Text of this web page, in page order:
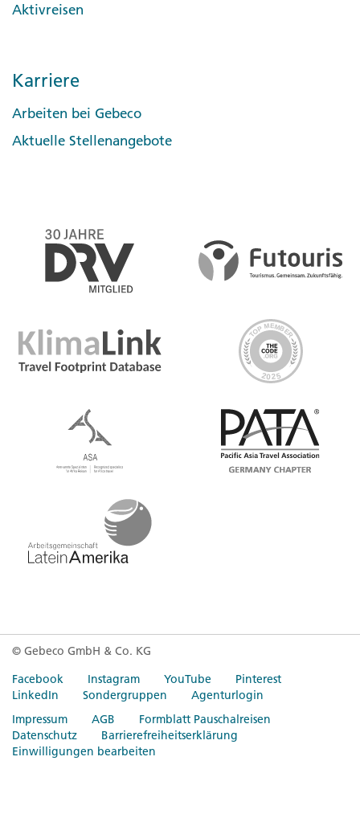
Aktivreisen
Karriere
Arbeiten bei Gebeco
Aktuelle Stellenangebote
© Gebeco GmbH & Co. KG
Facebook
Instagram YouTube
Pinterest
LinkedIn
Sondergruppen
Agenturlogin
Impressum
AGB
Formblatt Pauschalreisen
Datenschutz
Barrierefreiheitserklärung
Einwilligungen bearbeiten